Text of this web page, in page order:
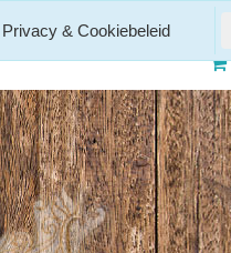
Privacy & Cookiebeleid